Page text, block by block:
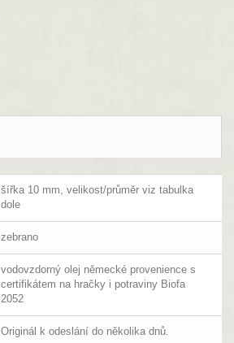
šířka 10 mm, velikost/průměr viz tabulka
dole
zebrano
vodovzdorný olej německé provenience s
certifikátem na hračky i potraviny Biofa
2052
Originál k odeslání do několika dnů.